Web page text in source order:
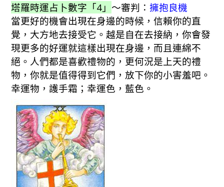
塔羅時運占卜數字「4」 ～審判： 擁抱良機
當更好的機會出現在身邊的時候，信賴你的直
覺，大方地去接受它。越是自在去接納，你會發
現更多的好運就這樣出現在身邊，而且連綿不
絕。人們都是喜歡禮物的，更何況是上天的禮
物，你就是值得得到它們，放下你的小害羞吧。
幸運物，護手霜；幸運色，藍色。